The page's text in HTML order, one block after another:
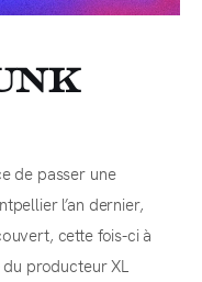
de passer une
l’an dernier,
cette fois-ci à
producteur XL